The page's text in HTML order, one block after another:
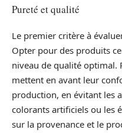
Pureté et qualité
Le premier critère à
Opter pour des produits
niveau de qualité optimal.
mettent en avant leur
production, en évitant les
colorants artificiels ou les
sur la provenance et le